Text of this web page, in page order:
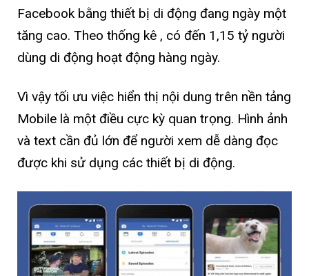
Facebook bằng thiết bị di động đang ngày một
tăng cao. Theo thống kê , có đến 1,15 tỷ người
dùng di động hoạt động hàng ngày.
Vì vậy tối ưu việc hiển thị nội dung trên nền tảng
Mobile là một điều cực kỳ quan trọng. Hình ảnh
và text cần đủ lớn để người xem dễ dàng đọc
được khi sử dụng các thiết bị di động.